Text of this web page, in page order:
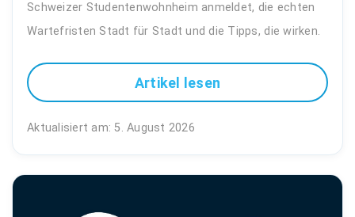
Schweizer Studentenwohnheim anmeldet, die echten
Wartefristen Stadt für Stadt und die Tipps, die wirken.
Artikel lesen
Aktualisiert am: 5. August 2026